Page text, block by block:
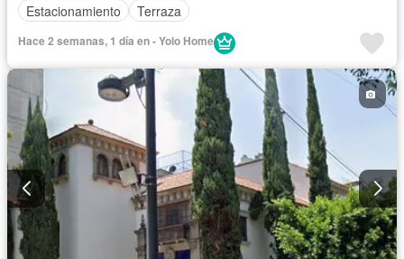
Estacionamiento
Terraza
Hace 2 semanas, 1 día en - Yolo Home